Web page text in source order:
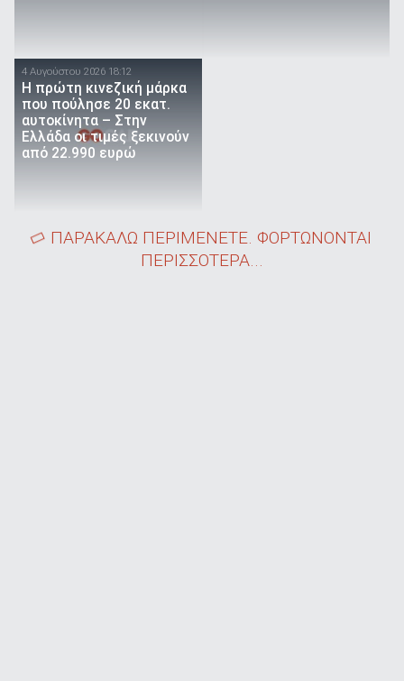
4 Αυγούστου 2026 18:12
Η πρώτη κινεζική μάρκα
που πούλησε 20 εκατ.
αυτοκίνητα – Στην
Ελλάδα οι τιμές ξεκινούν
από 22.990 ευρώ
ΠΑΡΑΚΑΛΩ ΠΕΡΙΜΕΝΕΤΕ. ΦΟΡΤΩΝΟΝΤΑΙ
ΠΕΡΙΣΣΟΤΕΡΑ...